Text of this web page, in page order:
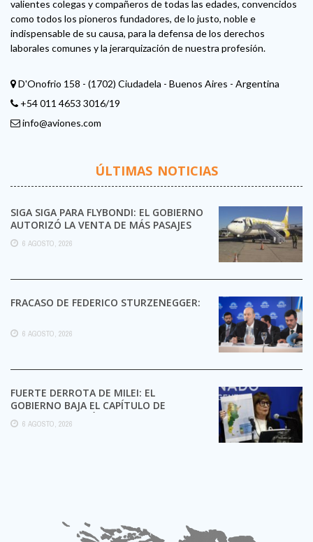
valientes colegas y compañeros de todas las edades, convencidos
como todos los pioneros fundadores, de lo justo, noble e
indispensable de su causa, para la defensa de los derechos
laborales comunes y la jerarquización de nuestra profesión.
D'Onofrio 158 - (1702) Ciudadela - Buenos Aires - Argentina
+54 011 4653 3016/19
info@aviones.com
ÚLTIMAS NOTICIAS
SIGA SIGA PARA FLYBONDI: EL GOBIERNO
AUTORIZÓ LA VENTA DE MÁS PASAJES
6 AGOSTO, 2026
FRACASO DE FEDERICO STURZENEGGER:
6 AGOSTO, 2026
FUERTE DERROTA DE MILEI: EL
GOBIERNO BAJA EL CAPÍTULO DE
EXTRANJERIZACIÓN DE TIERRAS
6 AGOSTO, 2026